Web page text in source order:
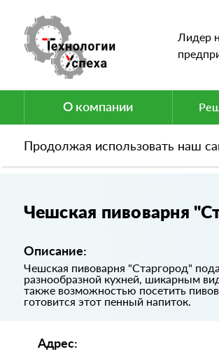
Лидер
О компании
Продолжая использовать наш
Портфолио Чешская
Чешская пивоварня
Описание:
Чешская пивоварня "Старгород"
разнообразной кухней, шикарным
также возможностью посетить
готовится этот пенный напиток.
Адрес: